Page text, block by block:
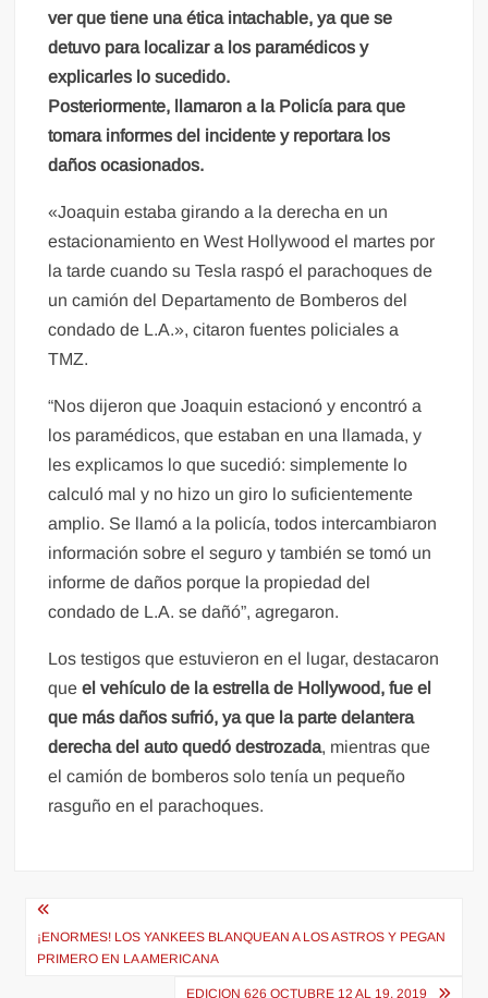
ver que tiene una ética intachable, ya que se
detuvo para localizar a los paramédicos y
explicarles lo sucedido.
Posteriormente, llamaron a la Policía para que
tomara informes del incidente y reportara los
daños ocasionados.
«Joaquin estaba girando a la derecha en un
estacionamiento en West Hollywood el martes por
la tarde cuando su Tesla raspó el parachoques de
un camión del Departamento de Bomberos del
condado de L.A.», citaron fuentes policiales a
TMZ.
“Nos dijeron que Joaquin estacionó y encontró a
los paramédicos, que estaban en una llamada, y
les explicamos lo que sucedió: simplemente lo
calculó mal y no hizo un giro lo suficientemente
amplio. Se llamó a la policía, todos intercambiaron
información sobre el seguro y también se tomó un
informe de daños porque la propiedad del
condado de L.A. se dañó”, agregaron.
Los testigos que estuvieron en el lugar, destacaron
queel vehículo de la estrella de Hollywood, fue el
que más daños sufrió, ya que la parte delantera
derecha del auto quedó destrozada, mientras que
el camión de bomberos solo tenía un pequeño
rasguño en el parachoques.
Navegación
de
¡ENORMES! LOS YANKEES BLANQUEAN A LOS ASTROS Y PEGAN
PRIMERO EN LA AMERICANA
EDICION 626 OCTUBRE 12 AL 19, 2019